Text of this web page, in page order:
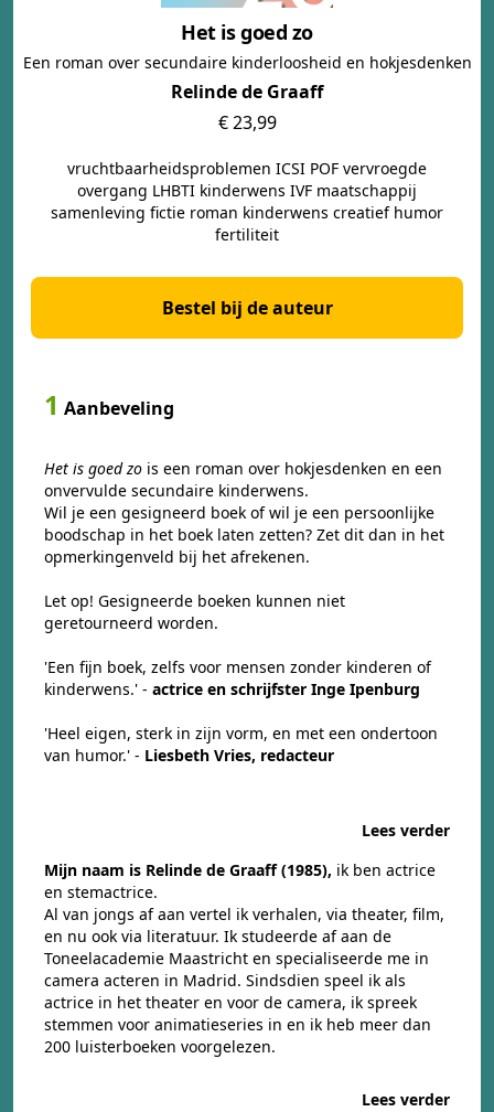
Het is goed zo
Een roman over secundaire kinderloosheid en hokjesdenken
Relinde de Graaff
€ 23,99
vruchtbaarheidsproblemen ICSI POF vervroegde
overgang LHBTI kinderwens IVF maatschappij
samenleving fictie roman kinderwens creatief humor
fertiliteit
Bestel bij de auteur
1 Aanbeveling
Het is goed zo is een roman over hokjesdenken en een
onvervulde secundaire kinderwens.
Wil je een gesigneerd boek of wil je een persoonlijke
boodschap in het boek laten zetten? Zet dit dan in het
opmerkingenveld bij het afrekenen.
Let op! Gesigneerde boeken kunnen niet
geretourneerd worden.
'Een fijn boek, zelfs voor mensen zonder kinderen of
kinderwens.' - actrice en schrijfster Inge Ipenburg
'Heel eigen, sterk in zijn vorm, en met een ondertoon
van humor.' - Liesbeth Vries, redacteur
Lees verder
Mijn naam is Relinde de Graaff (1985), ik ben actrice
en stemactrice.
Al van jongs af aan vertel ik verhalen, via theater, film,
en nu ook via literatuur. Ik studeerde af aan de
Toneelacademie Maastricht en specialiseerde me in
camera acteren in Madrid. Sindsdien speel ik als
actrice in het theater en voor de camera, ik spreek
stemmen voor animatieseries in en ik heb meer dan
200 luisterboeken voorgelezen.
Lees verder